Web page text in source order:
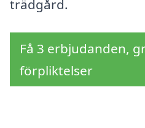
trädgård.
Få 3 erbjudanden,
förpliktelser